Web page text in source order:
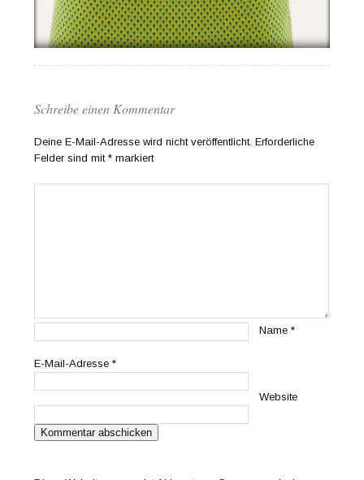
Schreibe einen Kommentar
Deine E-Mail-Adresse wird nicht veröffentlicht. Erforderliche
Felder sind mit* markiert
Name*
E-Mail-Adresse*
Website